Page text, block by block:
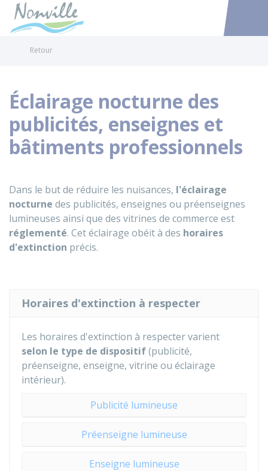
Accéder
Retour
Éclairage nocturne des
publicités, enseignes et
bâtiments professionnels
Dans le but de réduire les nuisances, l'éclairage
nocturne des publicités, enseignes ou préenseignes
lumineuses ainsi que des vitrines de commerce est
réglementé. Cet éclairage obéit à des horaires
d'extinction précis.
Horaires d'extinction à respecter
Les horaires d'extinction à respecter varient
selon le type de dispositif(publicité,
préenseigne, enseigne, vitrine ou éclairage
intérieur).
Publicité lumineuse
Préenseigne lumineuse
Enseigne lumineuse